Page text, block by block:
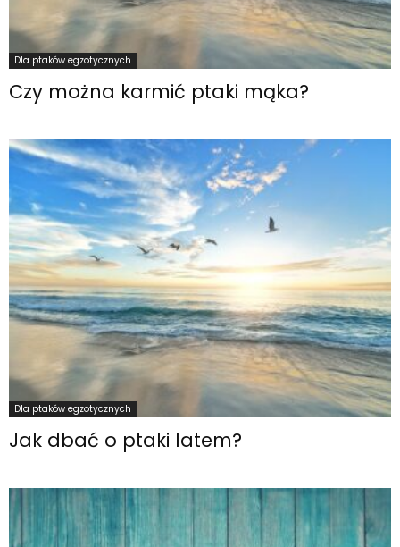
Dla ptaków egzotycznych
Czy można karmić ptaki mąka?
Dla ptaków egzotycznych
Jak dbać o ptaki latem?